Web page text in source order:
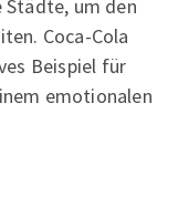
Städte, um den
Coca-Cola
Beispiel für
emotionalen